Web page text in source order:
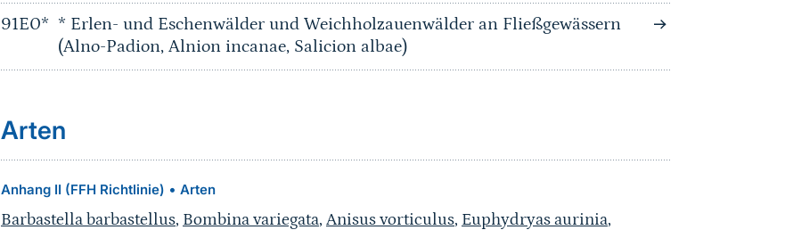
91E0* * Erlen- und Eschenwälder und Weichholzauenwälder an Fließgewässern
(Alno-Padion, Alnion incanae, Salicion albae)
Arten
Anhang II (FFH Richtlinie) • Arten
Barbastella barbastellus, Bombina variegata, Anisus vorticulus, Euphydryas aurinia,